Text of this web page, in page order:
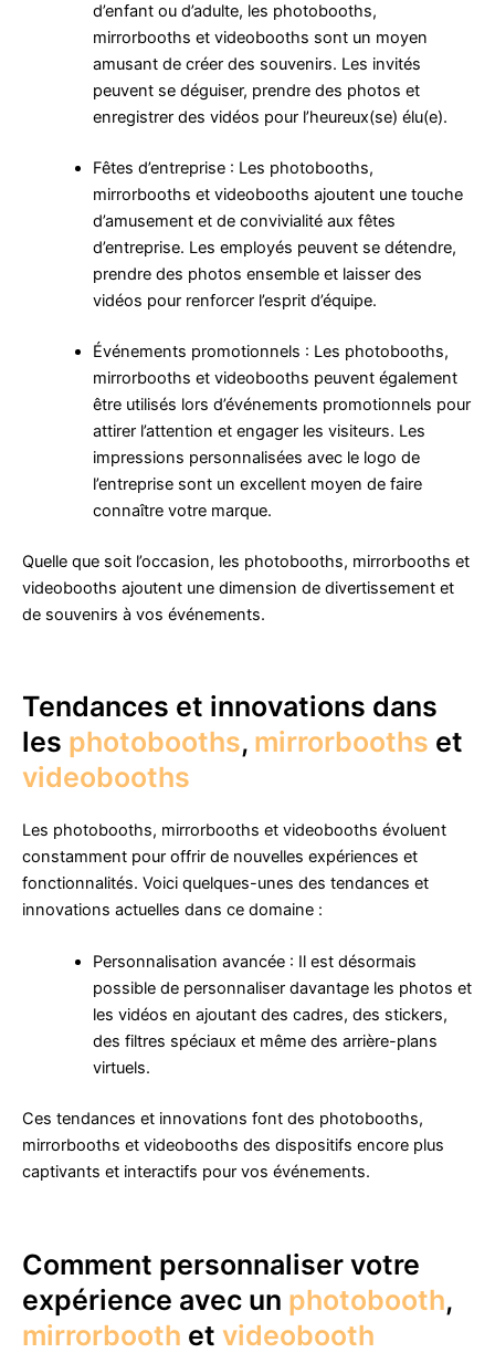
d’enfant ou d’adulte, les photobooths,
mirrorbooths et videobooths sont un moyen
amusant de créer des souvenirs. Les invités
peuvent se déguiser, prendre des photos et
enregistrer des vidéos pour l’heureux(se) élu(e).
Fêtes d’entreprise : Les photobooths,
mirrorbooths et videobooths ajoutent une touche
d’amusement et de convivialité aux fêtes
d’entreprise. Les employés peuvent se détendre,
prendre des photos ensemble et laisser des
vidéos pour renforcer l’esprit d’équipe.
Événements promotionnels : Les photobooths,
mirrorbooths et videobooths peuvent également
être utilisés lors d’événements promotionnels pour
attirer l’attention et engager les visiteurs. Les
impressions personnalisées avec le logo de
l’entreprise sont un excellent moyen de faire
connaître votre marque.
Quelle que soit l’occasion, les photobooths, mirrorbooths et
videobooths ajoutent une dimension de divertissement et
de souvenirs à vos événements.
Tendances et innovations dans
les photobooths, mirrorbooths et
videobooths
Les photobooths, mirrorbooths et videobooths évoluent
constamment pour offrir de nouvelles expériences et
fonctionnalités. Voici quelques-unes des tendances et
innovations actuelles dans ce domaine :
Personnalisation avancée : Il est désormais
possible de personnaliser davantage les photos et
les vidéos en ajoutant des cadres, des stickers,
des filtres spéciaux et même des arrière-plans
virtuels.
Ces tendances et innovations font des photobooths,
mirrorbooths et videobooths des dispositifs encore plus
captivants et interactifs pour vos événements.
Comment personnaliser votre
expérience avec un photobooth,
mirrorbooth et videobooth